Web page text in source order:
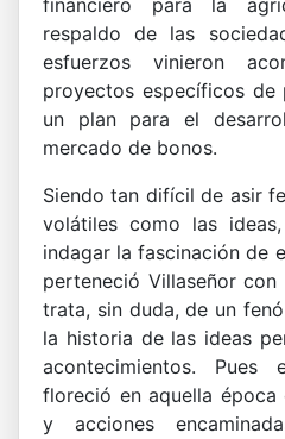
financiero para la
respaldo de las
esfuerzos vinieron
proyectos específicos de
un plan para el
mercado de bonos.
Siendo tan difícil de asir
volátiles como las
indagar la fascinación de
perteneció Villaseñor
trata, sin duda, de un
la historia de las ideas
acontecimientos. Pues
floreció en aquella
y acciones